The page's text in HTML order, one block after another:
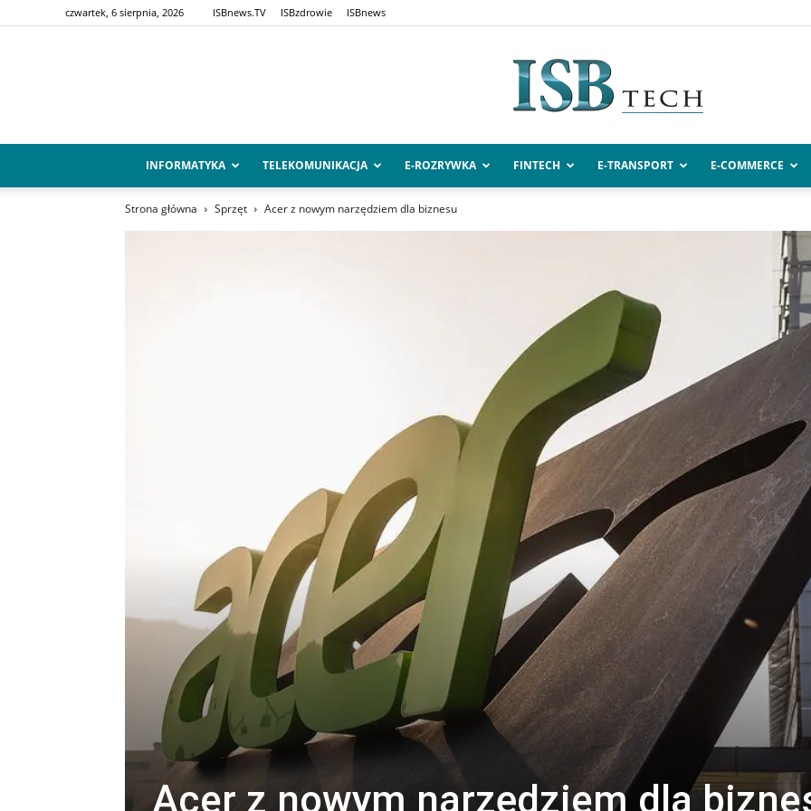
czwartek, 6 sierpnia, 2026 ISBnews.TV ISBzdrowie ISBnews
ISBtech.pl
INFORMATYKA TELEKOMUNIKACJA E-ROZRYWKA FINTECH E-TRANSPORT E-COMMERCE
Strona główna Sprzęt Acer z nowym narzędziem dla biznesu
Acer z nowym narzędziem dla